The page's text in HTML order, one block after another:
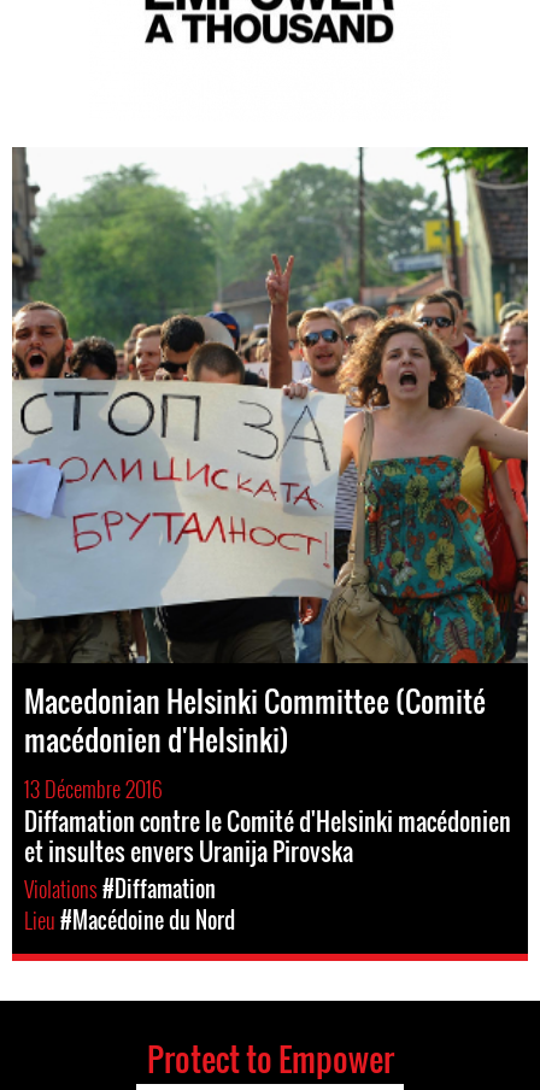
Macedonian Helsinki Committee (Comité
macédonien d'Helsinki)
13 Décembre 2016
Diffamation contre le Comité d'Helsinki macédonien
et insultes envers Uranija Pirovska
Violations#Diffamation
Lieu#Macédoine du Nord
Protect to Empower